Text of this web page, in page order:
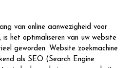
van online aanwezigheid voor
is het optimaliseren van uw website
geworden. Website zoekmachine
als SEO (Search Engine